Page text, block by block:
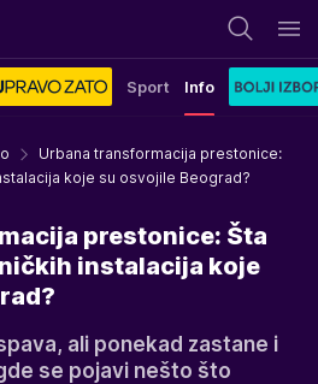
Sport Info
Urbana transformacija prestonice:
koje su osvojile Beograd?
prestonice: Šta
instalacija koje
ali ponekad zastane i
se pojavi nešto što